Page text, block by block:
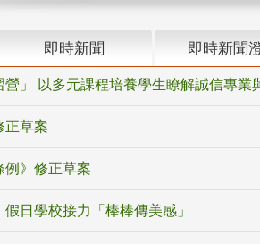
即時新聞 即時新聞
」 以多元課程培養學生瞭解誠信專業
正草案
例》修正草案
日學校接力「棒棒傳美感」